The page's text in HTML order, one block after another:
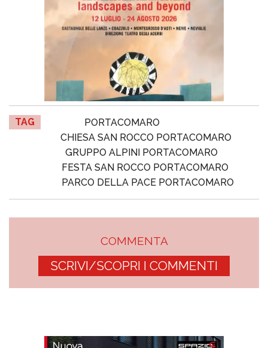
TAG
PORTACOMARO
CHIESA SAN ROCCO PORTACOMARO
GRUPPO ALPINI PORTACOMARO
FESTA SAN ROCCO PORTACOMARO
PARCO DELLA PACE PORTACOMARO
COMMENTA
SCRIVI/SCOPRI I COMMENTI